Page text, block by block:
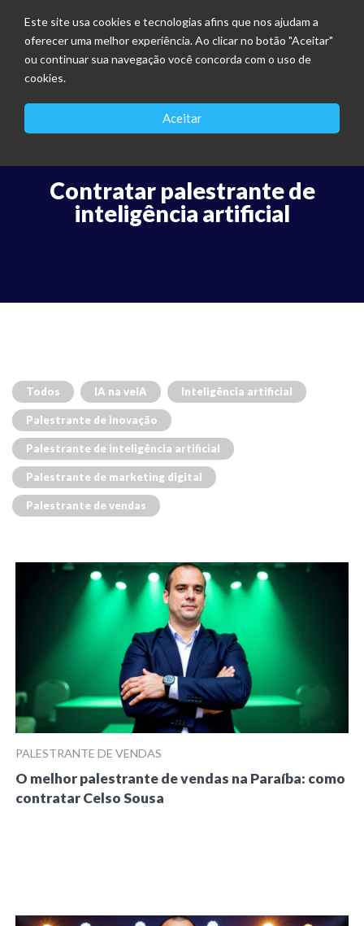
Este site usa cookies e tecnologias afins que nos ajudam a
oferecer uma melhor experiência. Ao clicar no botão "Aceitar"
ou continuar sua navegação você concorda com o uso de
cookies.
Aceitar
Contratar palestrante de
inteligência artificial
Todos IA na veIA Inteligência artificial
Palestrante de inovação
Palestrante de inteligência artificial
Palestrante de marketing digital
Palestrante de vendas
PALESTRANTE DE VENDAS
O melhor palestrante de vendas na Paraíba: como
contratar Celso Sousa